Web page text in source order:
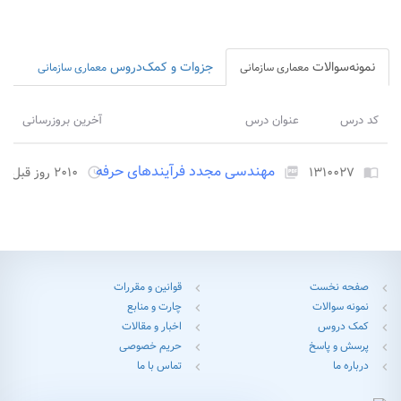
نمونه‌سوالات معماری سازمانی جزوات و کمک‌دروس معماری سازمانی
کد درس عنوان درس آخرین بروزرسانی
import_contacts ۱۳۱۰۰۲۷ picture_as_pdf مهندسی مجدد فرآیندهای حرفهaccess_time ۲۰۱۰ روز قبل
chevron_left صفحه نخست chevron_left قوانین و مقررات
chevron_left نمونه سوالات chevron_left چارت و منابع
chevron_left کمک دروس chevron_left اخبار و مقالات
chevron_left پرسش و پاسخ chevron_left حریم خصوصی
chevron_left درباره ما chevron_left تماس با ما